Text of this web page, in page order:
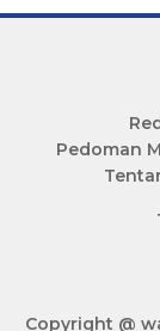
Pedoman
Copyright @